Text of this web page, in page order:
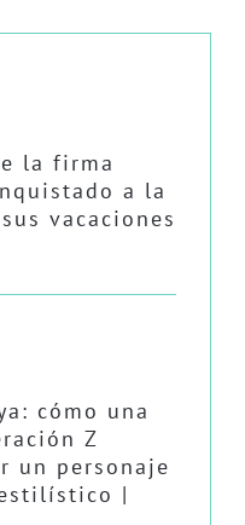
la firma
a la
vacaciones
cómo una
Z
un personaje
|